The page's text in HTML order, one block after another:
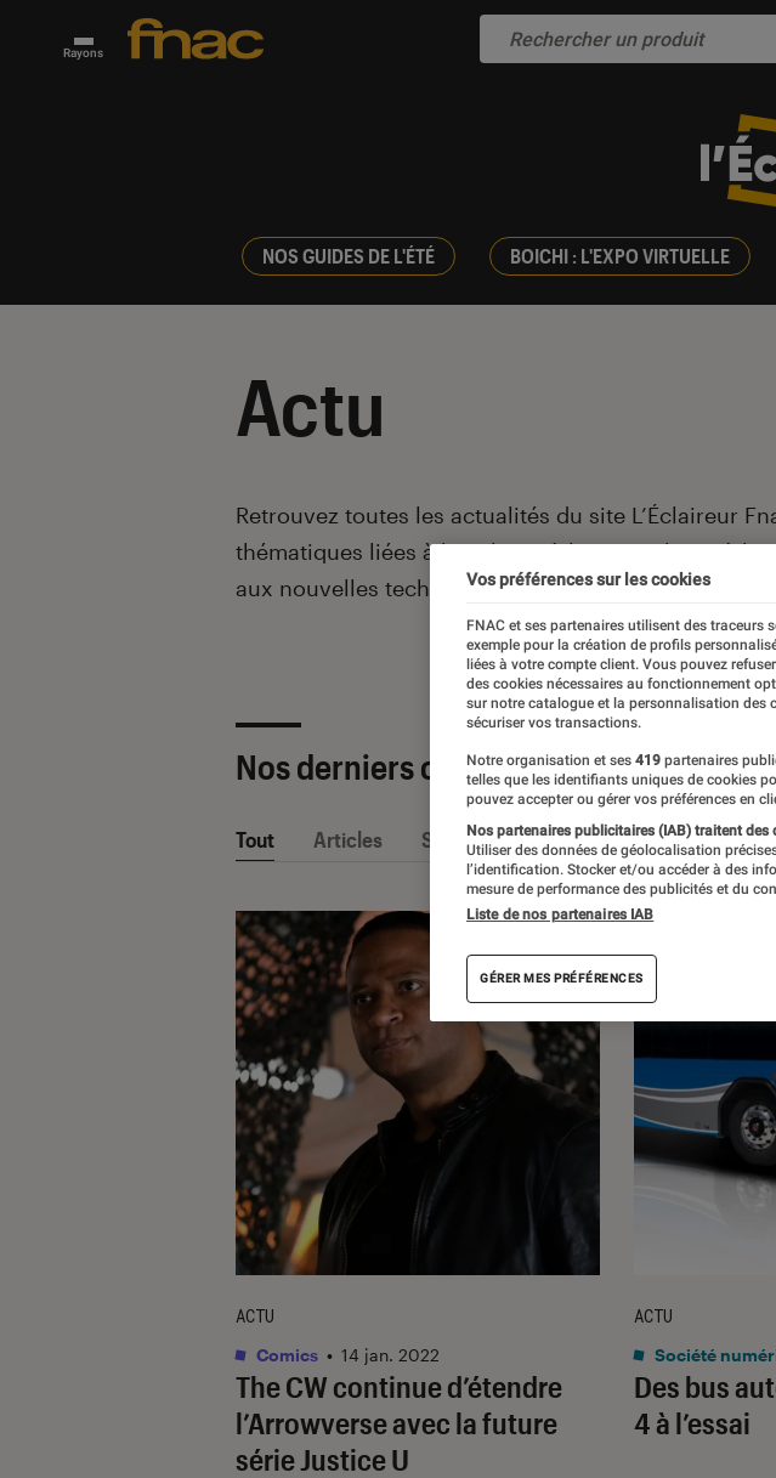
Rayons
NOS GUIDES DE L'ÉTÉ BOICHI : L'EXPO VIRTUELLE
Actu
Introduction
Retrouvez toutes les actualités du site L’Éclaireur
thématiques liées à la culture, à la pop culture, à la
aux nouvelles technologies.
Nos derniers contenus
Tout Articles Sélections et guides Tests
The CW continue d’étendre
l’Arrowverse avec la future
sérieJustice U
ACTU
Comics • 14 jan. 2022
Des bus
4 à l’essai
ACTU
Société
Vos préférences sur les cookies
FNAC et ses partenaires utilisent des
exemple pour la création de profils
liées à votre compte client. Vous pouvez
des cookies nécessaires au fonctionnement
sur notre catalogue et la personnalisation des
sécuriser vos transactions.
Notre organisation et ses 419 partenaires
telles que les identifiants uniques de cookies
pouvez accepter ou gérer vos préférences en
Nos partenaires publicitaires (IAB) traitent
Utiliser des données de géolocalisation
l’identification. Stocker et/ou accéder à des
mesure de performance des publicités et du
Liste de nos partenaires IAB
GÉRER MES PRÉFÉRENCES